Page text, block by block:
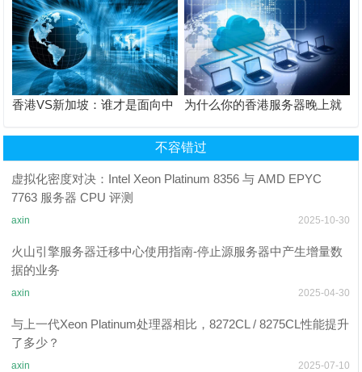
迟
比
香港VS新加坡：谁才是面向中
为什么你的香港服务器晚上就
化的区别
不容错过
虚拟化密度对决：Intel Xeon Platinum 8356 与 AMD EPYC
7763 服务器 CPU 评测
axin 2025-10-30
火山引擎服务器迁移中心使用指南-停止源服务器中产生增量数
据的业务
axin 2025-04-30
与上一代Xeon Platinum处理器相比，8272CL / 8275CL性能提升
了多少？
axin 2025-07-10